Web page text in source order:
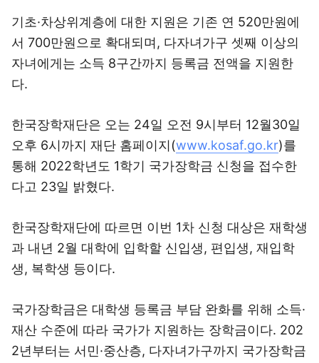
기초·차상위계층에 대한 지원은 기존 연 520만원에
서 700만원으로 확대되며, 다자녀가구 셋째 이상의
자녀에게는 소득 8구간까지 등록금 전액을 지원한
다.
한국장학재단은 오는 24일 오전 9시부터 12월30일
오후 6시까지 재단 홈페이지(www.kosaf.go.kr)를
통해 2022학년도 1학기 국가장학금 신청을 접수한
다고 23일 밝혔다.
한국장학재단에 따르면 이번 1차 신청 대상은 재학생
과 내년 2월 대학에 입학할 신입생, 편입생, 재입학
생, 복학생 등이다.
국가장학금은 대학생 등록금 부담 완화를 위해 소득·
재산 수준에 따라 국가가 지원하는 장학금이다. 202
2년부터는 서민·중산층, 다자녀가구까지 국가장학금